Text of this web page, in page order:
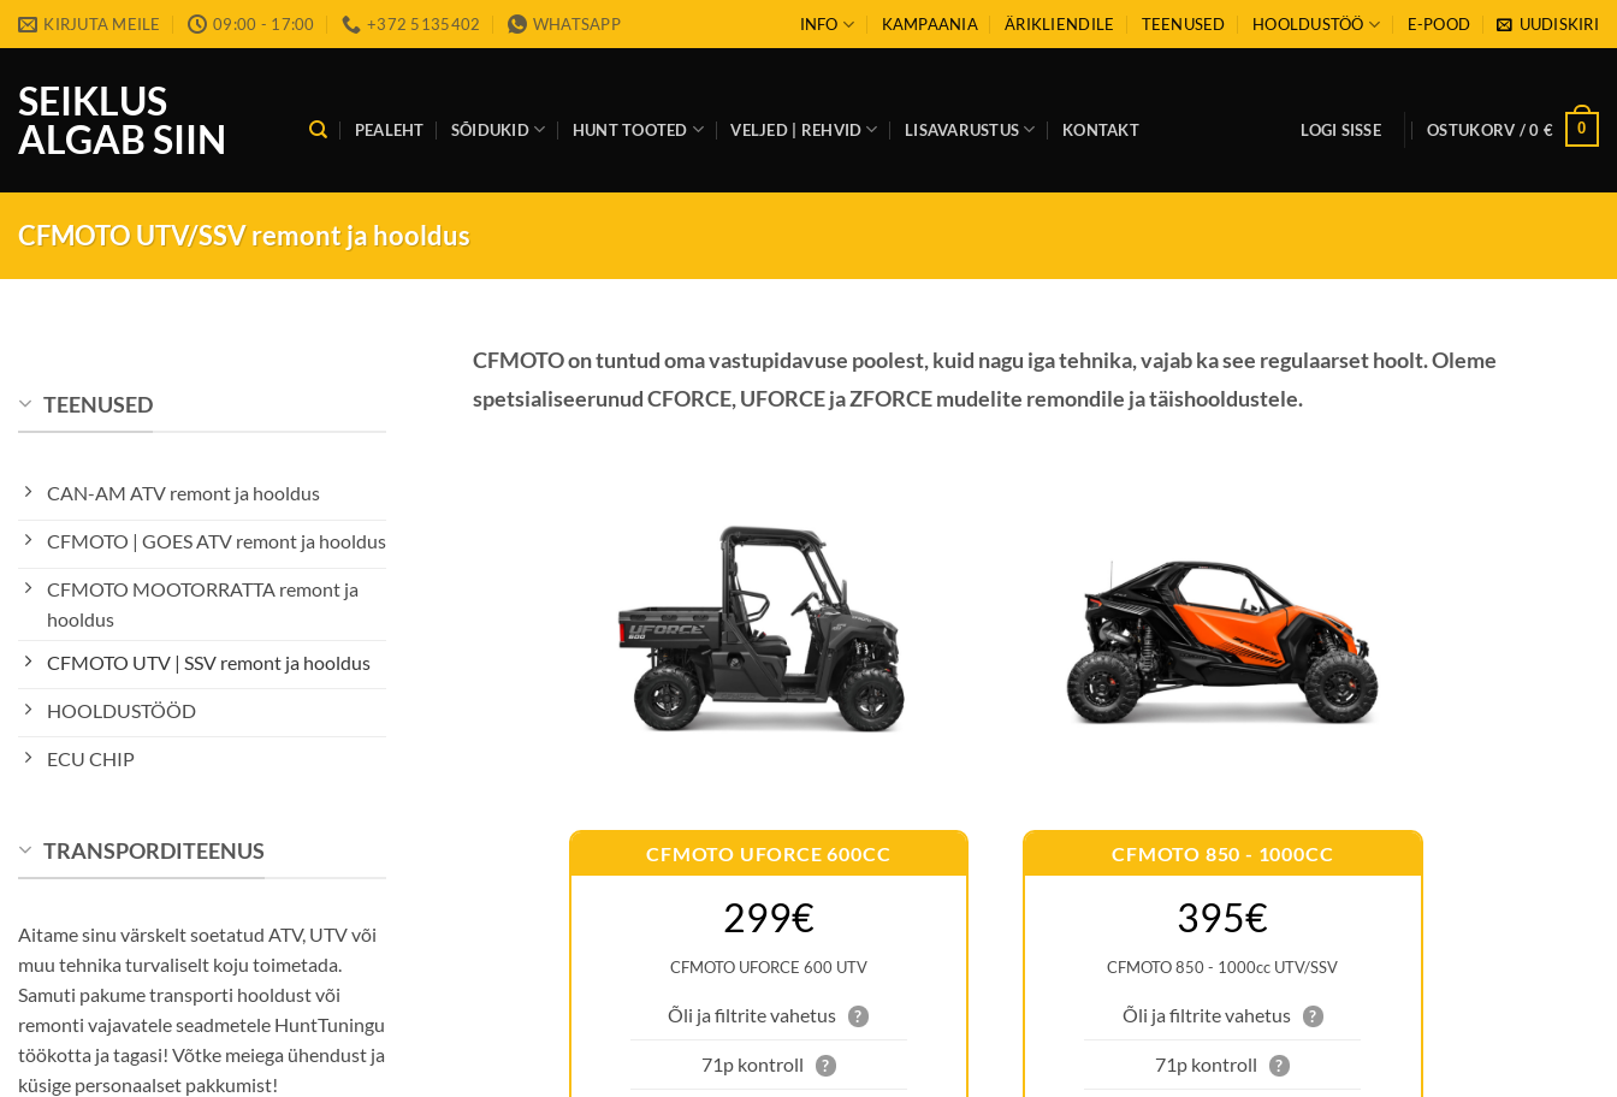
Skip
to
KIRJUTA MEILE 09:00 - 17:00 +372 5135402 WHATSAPP INFO KAMPAANIA ÄRIKLIENDILE TEENUSED HOOLDUSTÖÖ E-POOD UUDISKIRI
SEIKLUS
ALGAB SIIN
PEALEHT SÕIDUKID HUNT TOOTED VELJED | REHVID LISAVARUSTUS KONTAKT LOGI SISSE OSTUKORV /0 € 0
CFMOTO UTV/SSV remont ja hooldus
TEENUSED
CAN-AM ATV remont ja hooldus
CFMOTO | GOES ATV remont ja hooldus
CFMOTO MOOTORRATTA remont ja
hooldus
CFMOTO UTV | SSV remont ja hooldus
HOOLDUSTÖÖD
ECU CHIP
TRANSPORDITEENUS
Aitame sinu värskelt soetatud ATV, UTV või
muu tehnika turvaliselt koju toimetada.
Samuti pakume transporti hooldust või
remonti vajavatele seadmetele HuntTuningu
töökotta ja tagasi! Võtke meiega ühendust ja
küsige personaalset pakkumist!
CFMOTO on tuntud oma vastupidavuse poolest, kuid nagu iga tehnika, vajab ka see regulaarset hoolt. Oleme
spetsialiseerunud CFORCE, UFORCE ja ZFORCE mudelite remondile ja täishooldustele.
CFMOTO UFORCE 600CC
299€
CFMOTO UFORCE 600 UTV
Õli ja filtrite vahetus ?
71p kontroll ?
CFMOTO 850 - 1000CC
395€
CFMOTO 850 - 1000cc UTV/SSV
Õli ja filtrite vahetus ?
71p kontroll ?